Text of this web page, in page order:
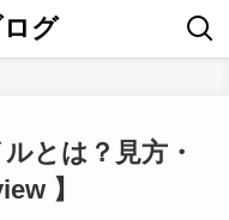
グ
とは？見方・
】